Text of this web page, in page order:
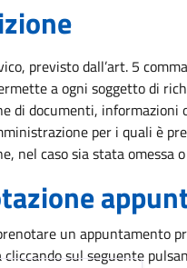
previsto dall’art. 5
a ogni soggetto di
di documenti,
per i quali è
nel caso sia stata omessa
un appuntamento
cliccando sul seguente